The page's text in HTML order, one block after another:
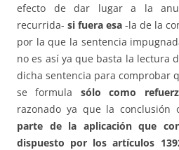
efecto de dar lugar a la
recurrida- si fuera esa -la de la
por la que la sentencia
no es así ya que basta la lectura
dicha sentencia para comprobar
se formula sólo como
razonado ya que la
parte de la aplicación que
dispuesto por los artículos